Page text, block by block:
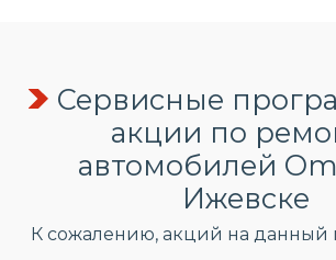
Сервисные
акции по
автомобилей
Ижевске
К сожалению, акций на данный